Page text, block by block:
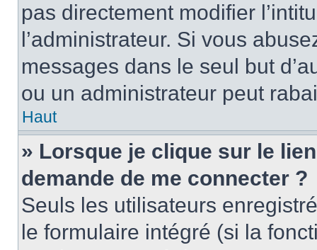
pas directement modifier
l’administrateur. Si vous
messages dans le seul but
ou un administrateur peut
Haut
» Lorsque je clique sur le
demande de me connecter ?
Seuls les utilisateurs
le formulaire intégré (si la